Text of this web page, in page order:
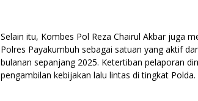
Selain itu, Kombes Pol Reza Chairul Akbar juga
Polres Payakumbuh sebagai satuan yang aktif
bulanan sepanjang 2025. Ketertiban pelaporan
pengambilan kebijakan lalu lintas di tingkat Polda.